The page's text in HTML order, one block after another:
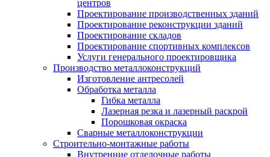
центров
Проектирование производственных зданий
Проектирование реконструкции зданий
Проектирование складов
Проектирование спортивных комплексов
Услуги генерального проектировщика
Производство металлоконструкций
Изготовление антресолей
Обработка металла
Гибка металла
Лазерная резка и лазерный раскрой
Порошковая окраска
Сварные металлоконструкции
Строительно-монтажные работы
Внутренние отделочные работы